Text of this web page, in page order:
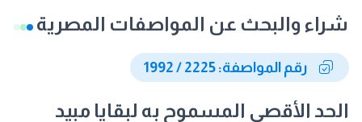
شراء والبحث عن المواصفات المصرية
رقم المواصفة: 2225 / 1992
الحد الأقصى المسموح به لبقايا مبيد